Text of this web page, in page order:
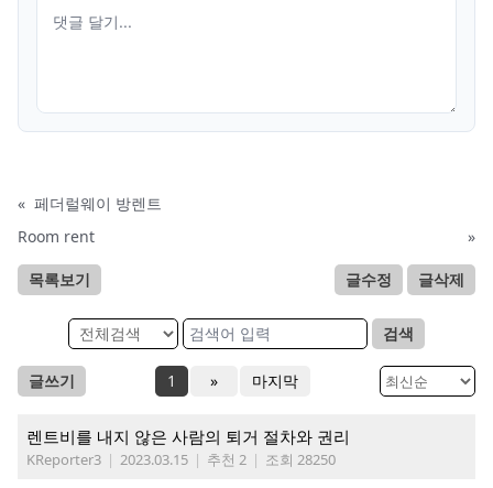
« 페더럴웨이 방렌트
Room rent
»
목록보기 글수정 글삭제
검색
글쓰기 1 » 마지막
렌트비를 내지 않은 사람의 퇴거 절차와 권리
KReporter3 | 2023.03.15 | 추천 2 | 조회 28250